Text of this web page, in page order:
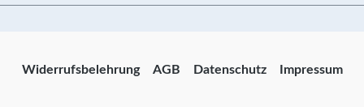
Widerrufsbelehrung AGB Datenschutz Impressum